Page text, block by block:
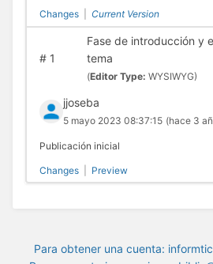
Changes Current Version
#1
Fase de introducción y
tema
(Editor Type: WYSIWYG)
jjoseba
5 mayo 2023 08:37:15 (hace 3
Publicación inicial
Changes Preview
Para obtener una cuenta: